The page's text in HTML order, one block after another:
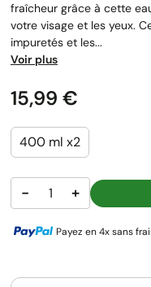
fraîcheur grâce à cette
votre visage et les yeux.
impuretés et les...
Voir plus
Prix
15,99 €
400 ml x2
− +
Payez en 4x sans